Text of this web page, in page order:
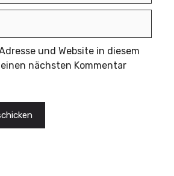
und Website in diesem
nächsten Kommentar